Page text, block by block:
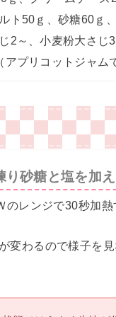
ト50ｇ、砂糖60ｇ
2～、小麦粉大さじ
アプリコットジャム
り砂糖と塩を加
レンジで30秒加熱
変わるので様子を